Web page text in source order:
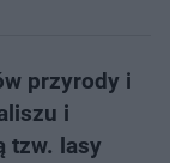
przyrody i
i
tzw. lasy